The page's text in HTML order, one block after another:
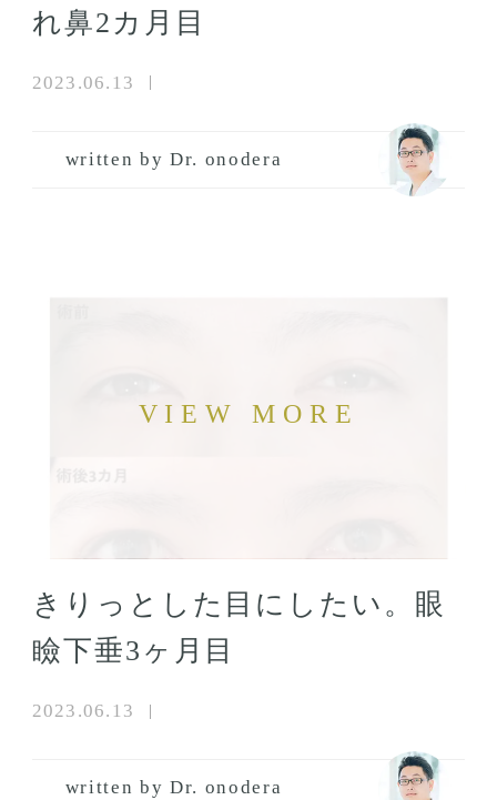
れ鼻2カ月目
2023.06.13
written by Dr. onodera
きりっとした目にしたい。眼
瞼下垂3ヶ月目
2023.06.13
written by Dr. onodera